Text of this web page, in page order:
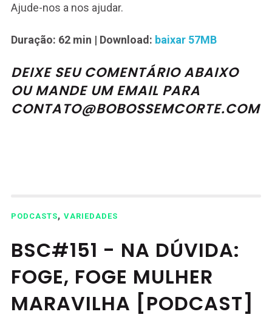
Ajude-nos a nos ajudar.
Duração: 62 min | Download: baixar 57MB
DEIXE SEU COMENTÁRIO ABAIXO
OU MANDE UM EMAIL PARA
CONTATO@BOBOSSEMCORTE.COM
PODCASTS, VARIEDADES
BSC#151 - NA DÚVIDA:
FOGE, FOGE MULHER
MARAVILHA [PODCAST]